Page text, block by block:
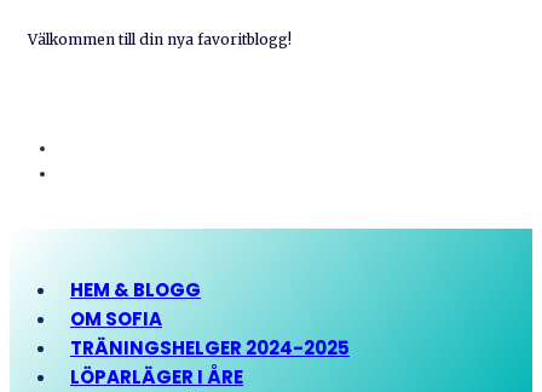
Välkommen till din nya favoritblogg!
HEM & BLOGG
OM SOFIA
TRÄNINGSHELGER 2024-2025
LÖPARLÄGER I ÅRE